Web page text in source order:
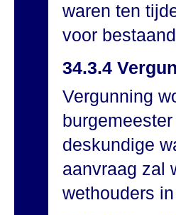
waren ten
voor
34.3.4
Vergunning
deskundige
aanvraag zal
wethouders